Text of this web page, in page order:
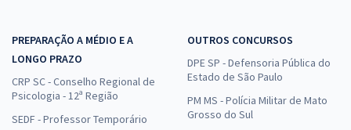
PREPARAÇÃO A MÉDIO E A
LONGO PRAZO
CRP SC - Conselho Regional de
Psicologia - 12ª Região
SEDF - Professor Temporário
OUTROS CONCURSOS
DPE SP - Defensoria Pública do
Estado de São Paulo
PM MS - Polícia Militar de Mato
Grosso do Sul